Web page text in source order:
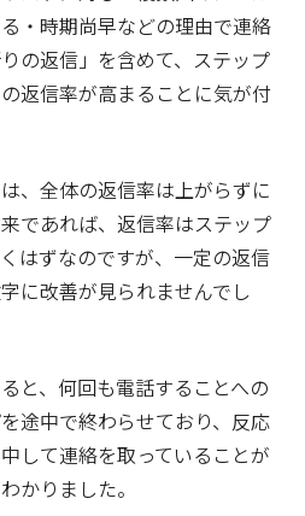
・時期尚早などの理由で連絡
の返信」を含めて、ステップ
返信率が高まることに気が付
、全体の返信率は上がらずに
であれば、返信率はステップ
はずなのですが、一定の返信
に改善が見られませんでし
と、何回も電話することへの
途中で終わらせており、反応
して連絡を取っていることが
かりました。